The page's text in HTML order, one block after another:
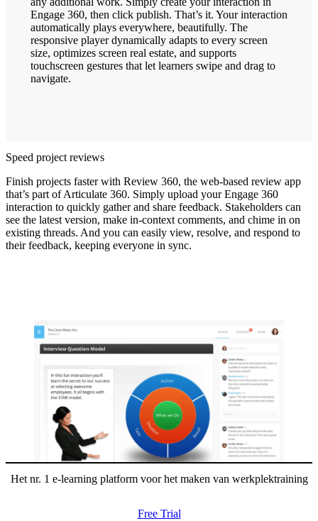
Engage 360, then click publish. That’s it. Your interaction
automatically plays everywhere, beautifully. The
responsive player dynamically adapts to every screen
size, optimizes screen real estate, and supports
touchscreen gestures that let learners swipe and drag to
navigate.
Speed project reviews
Finish projects faster with Review 360, the web‑based review app
that’s part of Articulate 360. Simply upload your Engage 360
interaction to quickly gather and share feedback. Stakeholders can
see the latest version, make in‑context comments, and chime in on
existing threads. And you can easily view, resolve, and respond to
their feedback, keeping everyone in sync.
Het nr. 1 e-learning platform voor het maken van werkplektraining
Free Trial